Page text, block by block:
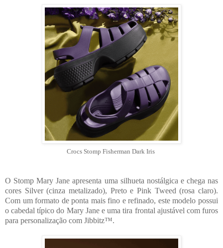
Crocs Stomp Fisherman Dark Iris
O Stomp Mary Jane apresenta uma silhueta nostálgica e chega nas
cores Silver (cinza metalizado), Preto e Pink Tweed (rosa claro).
Com um formato de ponta mais fino e refinado, este modelo possui
o cabedal típico do Mary Jane e uma tira frontal ajustável com furos
para personalização com Jibbitz™.